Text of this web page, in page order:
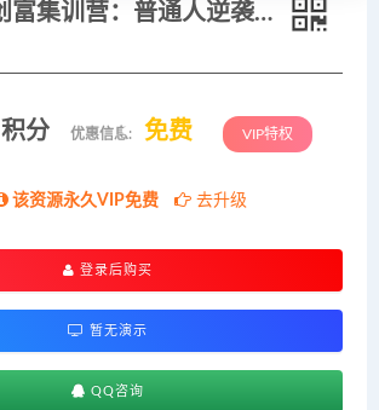
AI轻资产创富集训营：普通人逆袭单人IP搭建，短视频快速变现落地教学
积分 优惠信息: 免费 VIP特权
该资源永久VIP免费 去升级
登录后购买
暂无演示
QQ咨询